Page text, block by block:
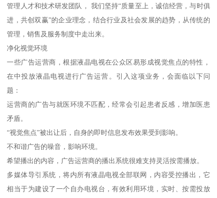
管理人才和技术研发团队， 我们坚持“质量至上，诚信经营，与时俱
进，共创双赢”的企业理念，结合行业及社会发展的趋势，从传统的
管理，销售及服务制度中走出来。
净化视觉环境
一些广告运营商，根据液晶电视在公众区易形成视觉焦点的特性，
在中投放液晶电视进行广告运营。引入这项业务，会面临以下问
题：
运营商的广告与就医环境不匹配，经常会引起患者反感，增加医患
矛盾。
“视觉焦点”被出让后，自身的即时信息发布效果受到影响。
不和谐广告的噪音，影响环境。
希望播出的内容，广告运营商的播出系统很难支持灵活按需播放。
多媒体导引系统，将内所有液晶电视全部联网，内容受控播出，它
相当于为建设了一个自办电视台，有效利用环境，实时、按需投放